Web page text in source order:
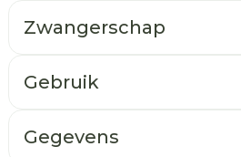
Zwangerschap
Gebruik
Gegevens